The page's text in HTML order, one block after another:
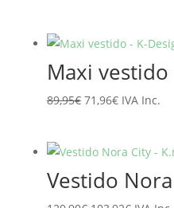
era:
94,95€.
es:
75,96€.
Maxi vestido
89,95€ El
era:
89,95€.
71,96€El
es:
71,96€.
IVA Inc.
Vestido